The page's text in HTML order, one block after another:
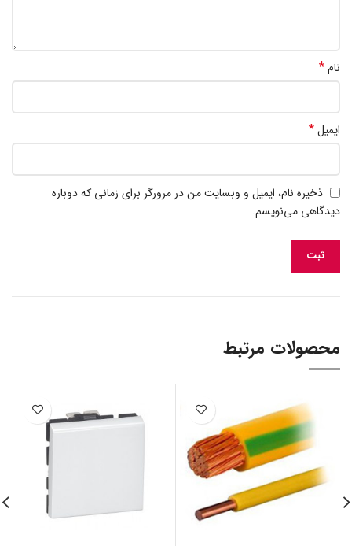
نام*
ایمیل*
ذخیره نام، ایمیل و وبسایت من در مرورگر برای زمانی که دوباره
دیدگاهی می‌نویسم.
محصولات مرتبط